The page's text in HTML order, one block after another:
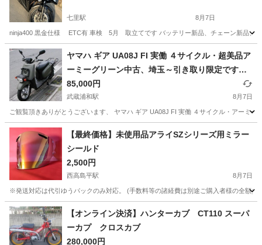
七里駅 8月7日
ninja400 黒金仕様 ETC有 車検 5月 取立てです バッテリー新品、チェーン新品、 車
埼玉 さいたま市 七里駅
ヤマハ ギア UA08J FI 実働 ４サイクル・超美品ア
ーミーグリーン中古、埼玉～引き取り限定です
（落札者様手配の陸送可）
85,000円
武蔵浦和駅 8月7日
ご観覧頂きありがとうございます、 ヤマハ ギア UA08J FI 実働 ４サイクル・アーミ
埼玉 さいたま市 武蔵浦和駅 ヤマハ GEAR
【最終価格】未使用品アライSZシリーズ用ミラー
シールド
2,500円
西高島平駅 8月7日
※発送対応は代引ゆうパックのみ対応。 (手数料等の諸経費は別途ご購入者様の全額
埼玉 和光市 西高島平駅 バイク アライ
【オンライン決済】ハンターカブ CT110 スーパ
ーカプ クロスカブ
280,000円